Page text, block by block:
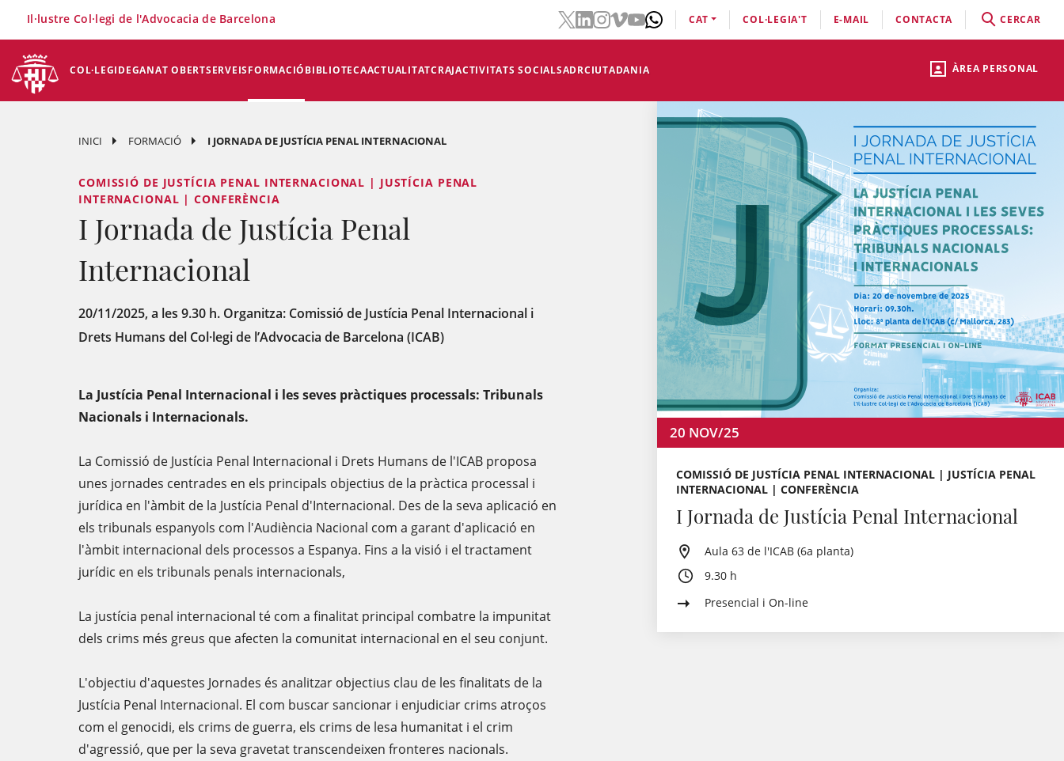
ÀREA PERSONAL
COL·LEGIDEGANAT OBERTSERVEISFORMACIÓBIBLIOTECAACTUALITATCRAJACTIVITATS SOCIALSADRCIUTADANIA
Il·lustre Col·legi de l'Advocacia de Barcelona CAT COL·LEGIA'T E-MAIL CONTACTA CERCAR
INICI FORMACIÓ I JORNADA DE JUSTÍCIA PENAL INTERNACIONAL
COMISSIÓ DE JUSTÍCIA PENAL INTERNACIONAL | JUSTÍCIA PENAL
INTERNACIONAL | CONFERÈNCIA
I Jornada de Justícia Penal
Internacional
20/11/2025, a les 9.30 h. Organitza: Comissió de Justícia Penal Internacional i
Drets Humans del Col·legi de l’Advocacia de Barcelona (ICAB)
La Justícia Penal Internacional i les seves pràctiques processals: Tribunals
Nacionals i Internacionals.
La Comissió de Justícia Penal Internacional i Drets Humans de l'ICAB proposa
unes jornades centrades en els principals objectius de la pràctica processal i
jurídica en l'àmbit de la Justícia Penal d'Internacional. Des de la seva aplicació en
els tribunals espanyols com l'Audiència Nacional com a garant d'aplicació en
l'àmbit internacional dels processos a Espanya. Fins a la visió i el tractament
jurídic en els tribunals penals internacionals,
La justícia penal internacional té com a finalitat principal combatre la impunitat
dels crims més greus que afecten la comunitat internacional en el seu conjunt.
L'objectiu d'aquestes Jornades és analitzar objectius clau de les finalitats de la
Justícia Penal Internacional. El com buscar sancionar i enjudiciar crims atroços
com el genocidi, els crims de guerra, els crims de lesa humanitat i el crim
d'agressió, que per la seva gravetat transcendeixen fronteres nacionals.
20 NOV/25
COMISSIÓ DE JUSTÍCIA PENAL INTERNACIONAL | JUSTÍCIA PENAL
INTERNACIONAL | CONFERÈNCIA
I Jornada de Justícia Penal Internacional
Aula 63 de l'ICAB (6a planta)
9.30 h
Presencial i On-line